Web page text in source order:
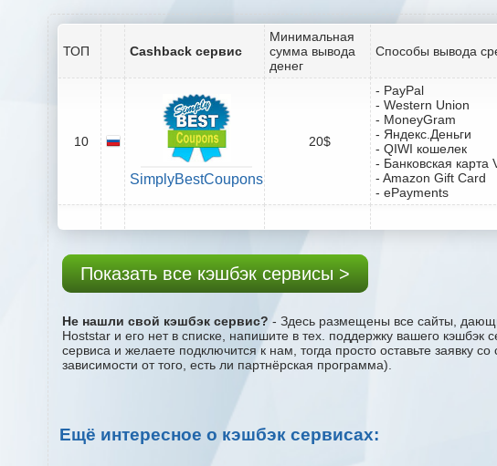
ТОП Cashback сервис
Минимальная
сумма вывода
денег
Способы вывода
10
SimplyBestCoupons
20$
- PayPal
- Western Union
- MoneyGram
- Яндекс.Деньги
- QIWI кошелек
- Банковская карта
- Amazon Gift Card
- ePayments
Показать все кэшбэк сервисы >
Не нашли свой кэшбэк сервис? - Здесь размещены все сайты,
Hoststar и его нет в списке, напишите в тех. поддержку вашего
сервиса и желаете подключится к нам, тогда просто оставьте заявку
зависимости от того, есть ли партнёрская программа).
Ещё интересное о кэшбэк сервисах: